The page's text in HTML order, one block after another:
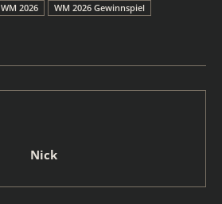
WM 2026
WM 2026 Gewinnspiel
Nick